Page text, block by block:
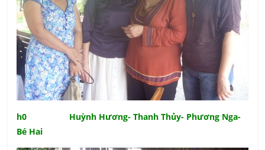
h0 Huỳnh Hương- Thanh Thủy- Phương Nga-
Bé Hai